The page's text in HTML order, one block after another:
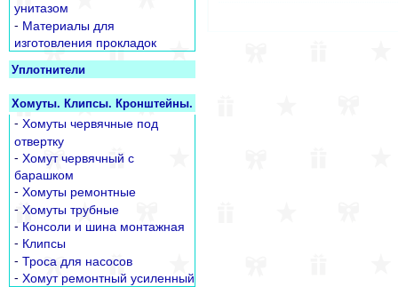
унитазом
- Материалы для
изготовления прокладок
Уплотнители
Хомуты. Клипсы. Кронштейны.
- Хомуты червячные под
отвертку
- Хомут червячный с
барашком
- Хомуты ремонтные
- Хомуты трубные
- Консоли и шина монтажная
- Клипсы
- Троса для насосов
- Хомут ремонтный усиленный